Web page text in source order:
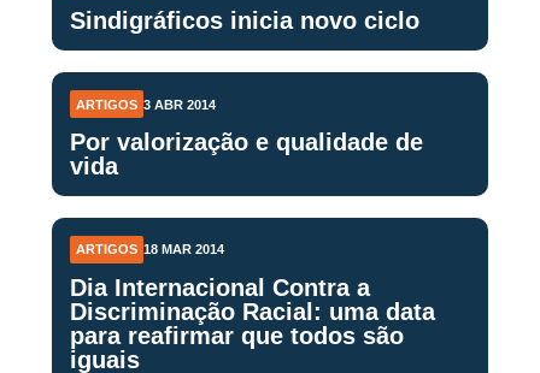
Sindigráficos inicia novo ciclo
ARTIGOS 3 ABR 2014
Por valorização e qualidade de
vida
ARTIGOS 18 MAR 2014
Dia Internacional Contra a
Discriminação Racial: uma data
para reafirmar que todos são
iguais